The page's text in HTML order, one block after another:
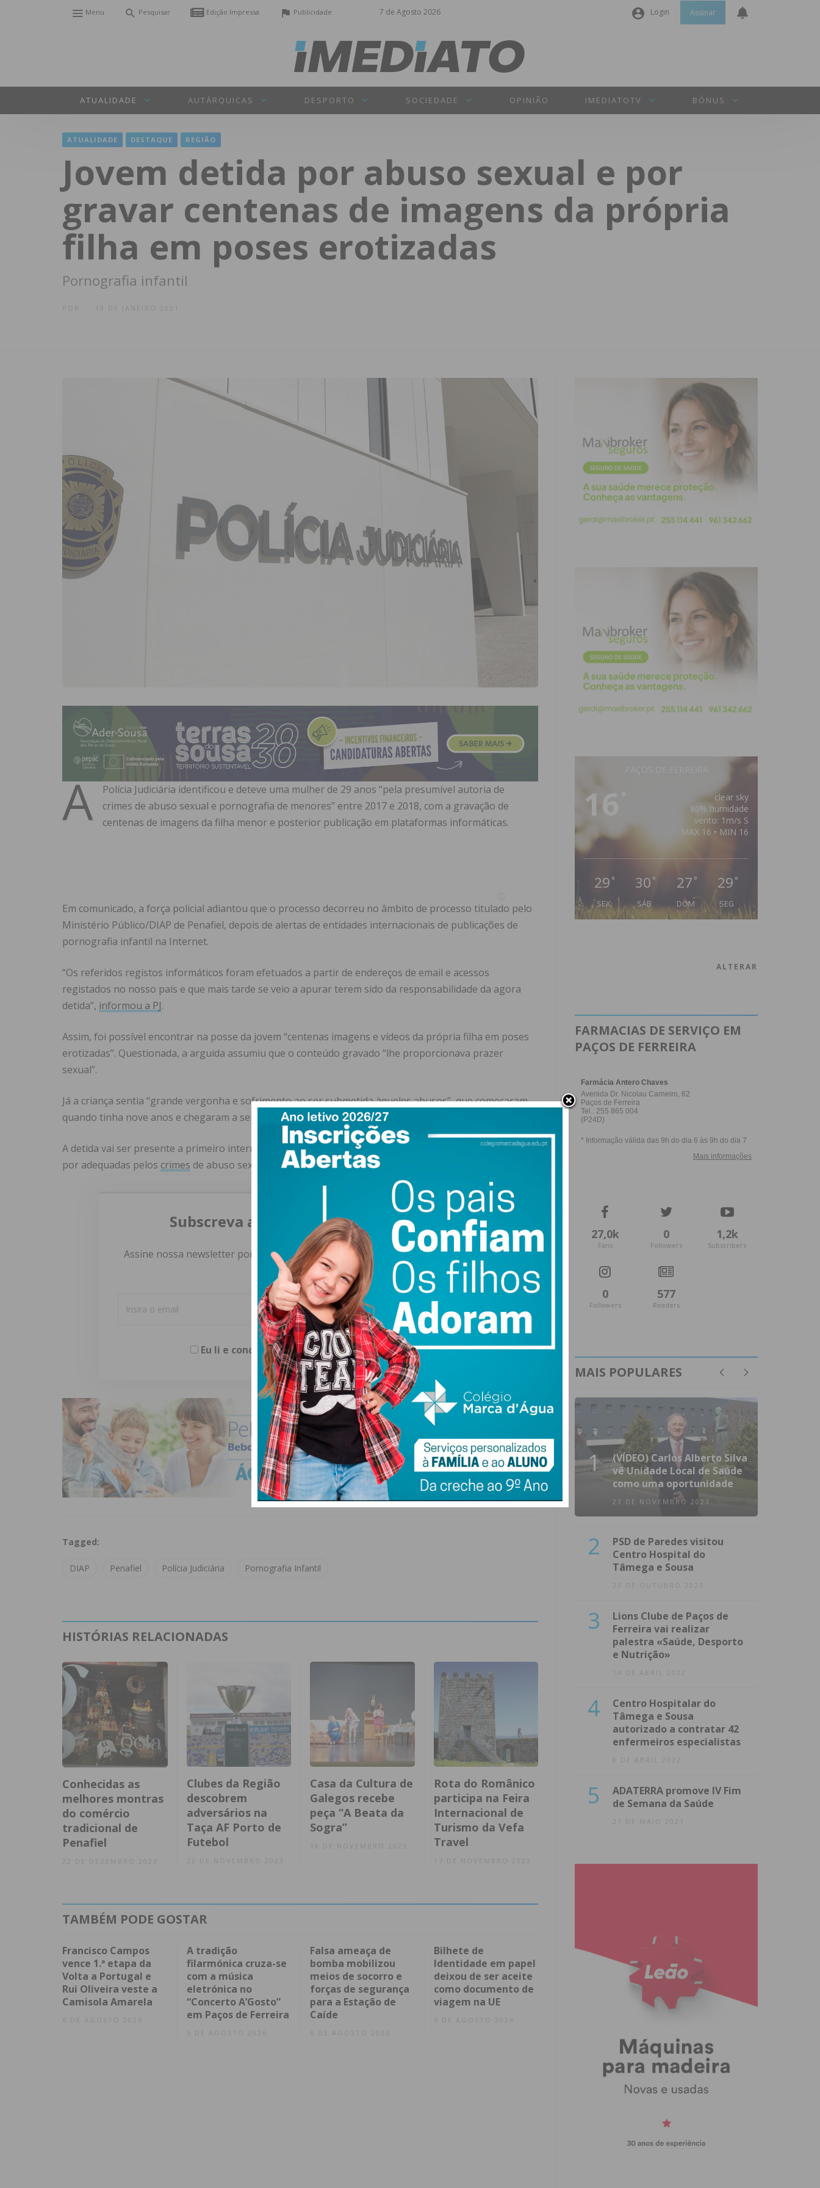
7 de Agosto 2026
Menu Pesquisar Edição Impressa Publicidade Login
Senha
INICIAR SESSÃO
Perdeu a sua senha?
Assinar
ATUALIDADE AUTÁRQUICAS DESPORTO SOCIEDADE OPINIÃO IMEDIATOTV BÓNUS
ATUALIDADE DESTAQUE REGIÃO
Jovem detida por abuso sexual e por
gravar centenas de imagens da própria
filha em poses erotizadas
Pornografia infantil
19 DE JANEIRO 2021
A
Polícia Judiciária identificou e deteve uma mulher de 29 anos “pela presumível autoria de
crimes de abuso sexual e pornografia de menores” entre 2017 e 2018, com a gravação de
centenas de imagens da filha menor e posterior publicação em plataformas informáticas.
Em comunicado, a força policial adiantou que o processo decorreu no âmbito de processo titulado pelo
Ministério Público/DIAP de Penafiel, depois de alertas de entidades internacionais de publicações de
pornografia infantil na Internet.
“Os referidos registos informáticos foram efetuados a partir de endereços de email e acessos
registados no nosso país e que mais tarde se veio a apurar terem sido da responsabilidade da agora
detida”, informou a PJ.
Assim, foi possível encontrar na posse da jovem “centenas imagens e vídeos da própria filha em poses
erotizadas”. Questionada, a arguida assumiu que o conteúdo gravado “lhe proporcionava prazer
sexual”.
Já a criança sentia “grande vergonha e sofrimento ao ser submetida àqueles abusos”, que começaram
quando tinha nove anos e chegaram a ser partilhados com terceiros.
A detida vai ser presente a primeiro interrogatório judicial para aplicação das medidas de coação tidas
por adequadas pelos crimes de abuso sexual e pornografia de menores.
Subscreva a newsletter do Imediato
Assine nossa newsletter por e-mail e obtenha de forma regular a informação
atualizada.
Eu li e concordo com ostermos e condições
Tagged:
DIAP Penafiel Polícia Judiciária Pornografia Infantil
HISTÓRIAS RELACIONADAS
Conhecidas as
melhores montras
do comércio
tradicional de
Penafiel
Clubes da Região
descobrem
adversários na
Taça AF Porto de
Futebol
Casa da Cultura de
Galegos recebe
peça “A Beata da
Sogra”
Rota do Românico
participa na Feira
Internacional de
Turismo da Vefa
Travel
17 DE NOVEMBRO 2023
TAMBÉM PODE GOSTAR
Francisco Campos
vence 1.ª etapa da
Volta a Portugal e
Rui Oliveira veste a
Camisola Amarela
6 DE AGOSTO 2026
A tradição
filarmónica cruza-se
com a música
eletrónica no
“Concerto A’Gosto”
em Paços de Ferreira
6 DE AGOSTO 2026
Falsa ameaça de
bomba mobilizou
meios de socorro e
forças de segurança
para a Estação de
Caíde
6 DE AGOSTO 2026
Bilhete de
Identidade em papel
deixou de ser aceite
como documento de
viagem na UE
6 DE AGOSTO 2026
16
clear sky
80% humidade
vento: 1m/s S
MAX 16 • MIN 16
29 °
SEX
30 °
SÁB
27 °
DOM
29 °
SEG
ALTERAR
FARMACIAS DE SERVIÇO EM
PAÇOS DE FERREIRA
27,0k
Fans
0
Followers
1,2k
Subscribers
0
Followers
577
Readers
MAIS POPULARES
1
(VÍDEO) Carlos Alberto Silva
vê Unidade Local de Saúde
como uma oportunidade
23 DE NOVEMBRO 2023
2
PSD de Paredes visitou
Centro Hospital do
Tâmega e Sousa
23 DE OUTUBRO 2023
3
Lions Clube de Paços de
Ferreira vai realizar
palestra «Saúde, Desporto
e Nutrição»
14 DE ABRIL 2022
4
Centro Hospitalar do
Tâmega e Sousa
autorizado a contratar 42
enfermeiros especialistas
8 DE ABRIL 2022
5
ADATERRA promove IV Fim
de Semana da Saúde
21 DE MAIO 2021